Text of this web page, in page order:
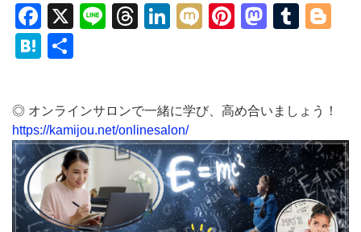
Facebook
X LineThreads
LinkedIn
MixiPinterest
Hatena
◎ オンラインサロンで一緒に学び、高め合いましょう！
https://kamijou.net/onlinesalon/